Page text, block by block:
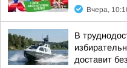
Вчера,
В
доставит